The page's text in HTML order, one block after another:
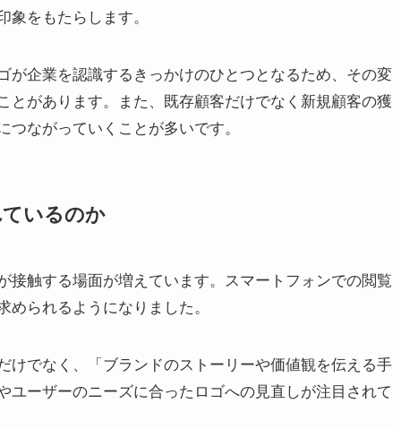
象をもたらします。
が企業を認識するきっかけのひとつとなるため、その変
とがあります。また、既存顧客だけでなく新規顧客の獲
ながっていくことが多いです。
いるのか
接触する場面が増えています。スマートフォンでの閲覧
られるようになりました。
けでなく、「ブランドのストーリーや価値観を伝える手
ーザーのニーズに合ったロゴへの見直しが注目されて